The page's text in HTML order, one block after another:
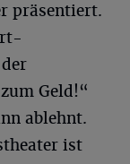
präsentiert.
Geld!“
ablehnt.
ist